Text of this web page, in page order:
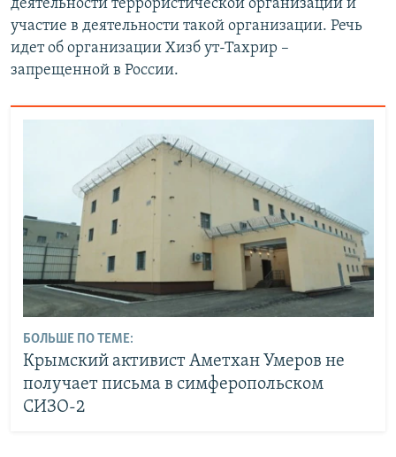
деятельности террористической организации и
участие в деятельности такой организации. Речь
идет об организации Хизб ут-Тахрир –
запрещенной в России.
БОЛЬШЕ ПО ТЕМЕ:
Крымский активист Аметхан Умеров не
получает письма в симферопольском
СИЗО-2